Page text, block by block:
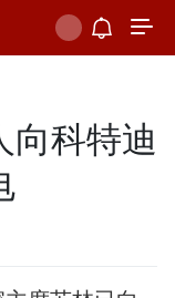
向科特迪